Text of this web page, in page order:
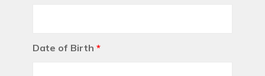
Date of Birth *